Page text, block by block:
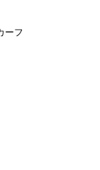
ーフ